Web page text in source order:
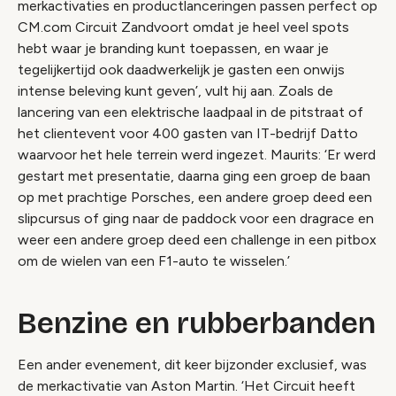
merkactivaties en productlanceringen passen perfect op
CM.com Circuit Zandvoort omdat je heel veel spots
hebt waar je branding kunt toepassen, en waar je
tegelijkertijd ook daadwerkelijk je gasten een onwijs
intense beleving kunt geven’, vult hij aan. Zoals de
lancering van een elektrische laadpaal in de pitstraat of
het clientevent voor 400 gasten van IT-bedrijf Datto
waarvoor het hele terrein werd ingezet. Maurits: ‘Er werd
gestart met presentatie, daarna ging een groep de baan
op met prachtige Porsches, een andere groep deed een
slipcursus of ging naar de paddock voor een dragrace en
weer een andere groep deed een challenge in een pitbox
om de wielen van een F1-auto te wisselen.’
Benzine en rubberbanden
Een ander evenement, dit keer bijzonder exclusief, was
de merkactivatie van Aston Martin. ‘Het Circuit heeft